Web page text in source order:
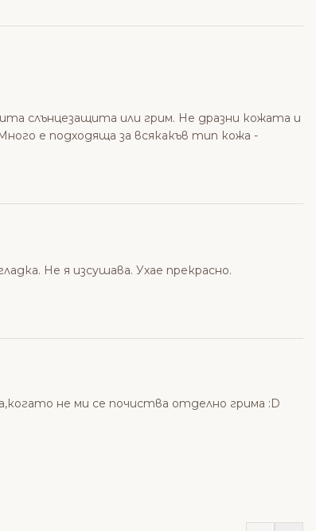
слънцезащита или грим. Не дразни кожата и
е подходяща за всякакъв тип кожа -
Не я изсушава. Ухае прекрасно.
не ми се почиства отделно грима :D